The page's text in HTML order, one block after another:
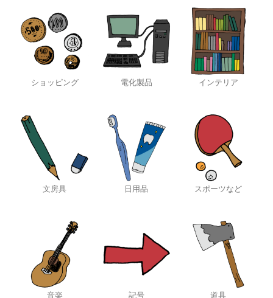
ショッピング 電化製品 インテリア
文房具 日用品 スポーツなど
音楽 記号 道具